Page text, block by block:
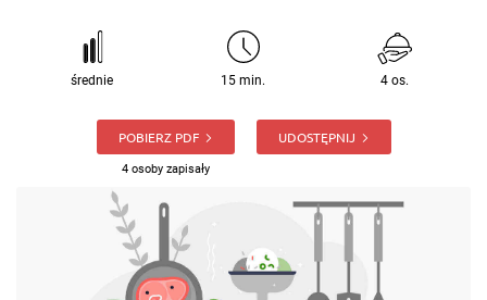
średnie 15 min. 4 os.
POBIERZ PDF
4 osoby zapisały
UDOSTĘPNIJ